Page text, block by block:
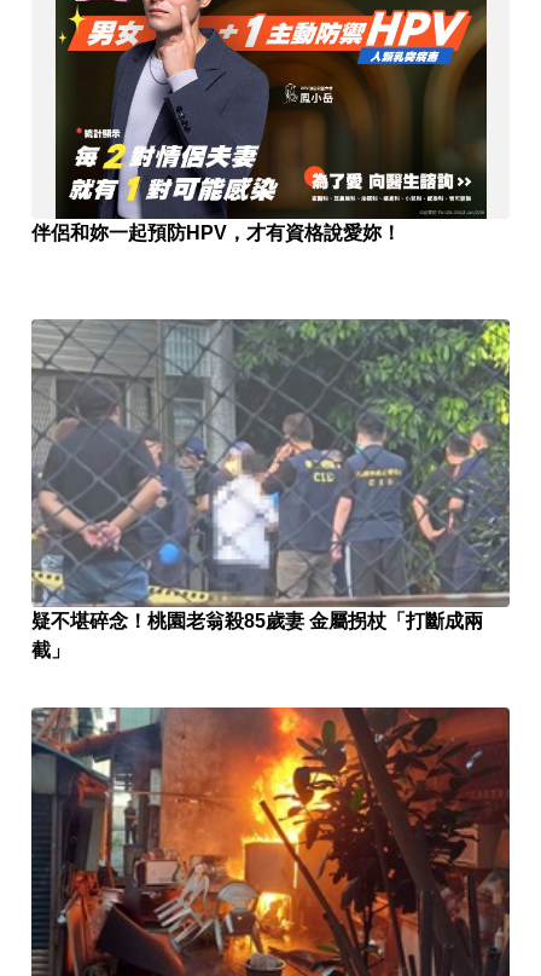
伴侶和妳一起預防HPV，才有資格說愛妳！
疑不堪碎念！桃園老翁殺85歲妻 金屬拐杖「打斷成兩
截」